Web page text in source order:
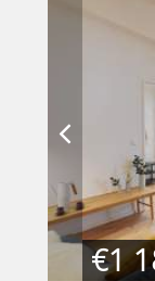
€1